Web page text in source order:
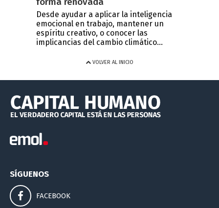
Desde ayudar a aplicar la inteligencia
emocional en trabajo, mantener un
espíritu creativo, o conocer las
implicancias del cambio climático...
VOLVER AL INICIO
SÍGUENOS
FACEBOOK